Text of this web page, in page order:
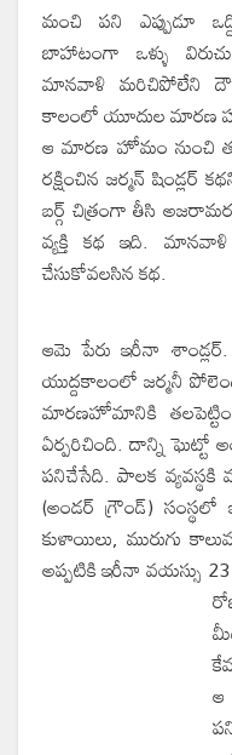
మంచి పని ఎప్పుడూ
బాహాటంగా ఒళ్ళు
మానవాళి మరిచిపోలేని
కాలంలో యూదుల మారణ
ఆ మారణ హోమం నుంచి
రక్షించిన జర్మన్ షిండ్లర్
బర్గ్ చిత్రంగా తీసి
వ్యక్తి కథ ఇది. మానవాళి
చేసుకోవలసిన కథ.
ఆమె పేరు ఇరీనా శాండ్లర్.
యుద్దకాలంలో జర్మనీ
మారణహోమానికి
ఏర్పరిచింది. దాన్ని ఘెట్టో
పనిచేసేది. పాలక
(అండర్ గ్రౌండ్)
కుళాయిలు, మురుగు
అప్పటికి ఇరీనా వయస్సు
ఆ